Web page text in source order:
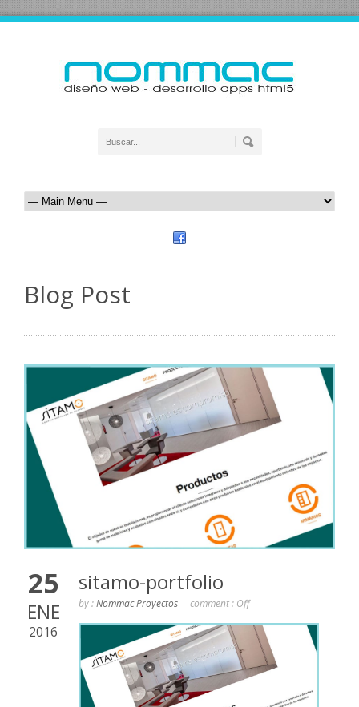
Blog Post
25
ENE
2016
sitamo-portfolio
by :Nommac Proyectos comment : Off